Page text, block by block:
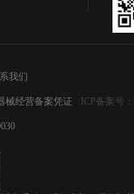
我们
械经营备案凭证 ICP备案号：